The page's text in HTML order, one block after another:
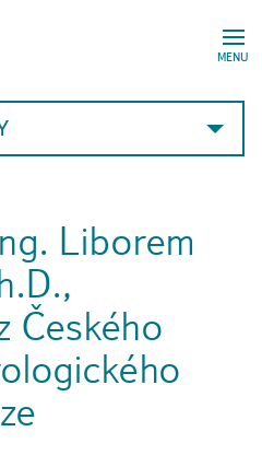
MENU
Liborem
Českého